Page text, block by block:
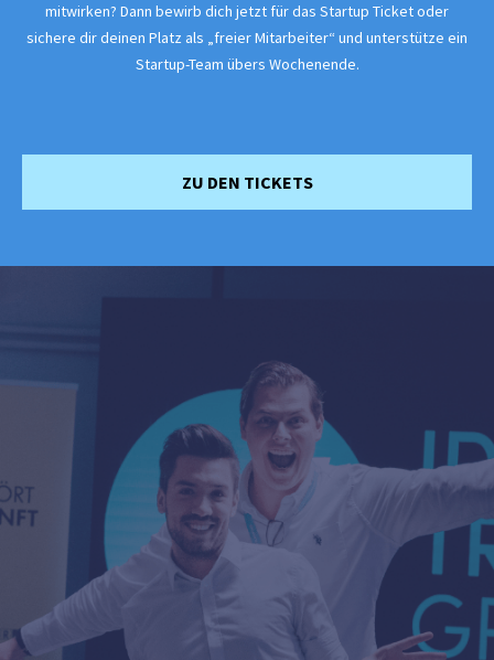
mitwirken? Dann bewirb dich jetzt für das Startup Ticket oder
sichere dir deinen Platz als „freier Mitarbeiter“ und unterstütze ein
Startup-Team übers Wochenende.
ZU DEN TICKETS